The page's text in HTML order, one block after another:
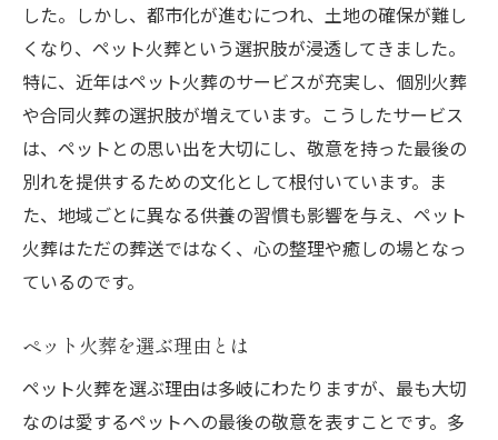
ペット火葬を選ぶことで得られる心の安らぎ
ペット火葬がもたらす心の整理と平穏
飼い主への心理的サポートとしてのペット
火葬
心の安らぎを追求するペット火葬の選択肢
ペット火葬における自然と調和した別れの
方法
ペット火葬が支える飼い主のメンタルヘル
ペット火葬が未来に繋ぐ心の平和
ペット火葬がもたらす別れの癒しと心の整理
ペット火葬が促す心の整理のステップ
した。しかし、都市化が進むにつれ、土地の確保が難し
くなり、ペット火葬という選択肢が浸透してきました。
特に、近年はペット火葬のサービスが充実し、個別火葬
や合同火葬の選択肢が増えています。こうしたサービス
は、ペットとの思い出を大切にし、敬意を持った最後の
別れを提供するための文化として根付いています。ま
た、地域ごとに異なる供養の習慣も影響を与え、ペット
火葬はただの葬送ではなく、心の整理や癒しの場となっ
ているのです。
ペット火葬を選ぶ理由とは
ペット火葬を選ぶ理由は多岐にわたりますが、最も大切
なのは愛するペットへの最後の敬意を表すことです。多